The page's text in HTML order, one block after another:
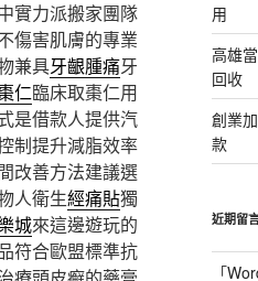
實力派搬家團隊
傷害肌膚的專業
兼具牙齦腫痛牙
仁臨床取棗仁用
是借款人提供汽
制提升減脂效率
改善方法建議選
人衛生經痛貼獨
城來這邊遊玩的
符合歐盟標準抗
用
高雄
回收
創業
款
近期留
「